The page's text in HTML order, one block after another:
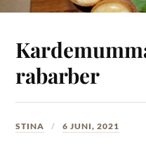
rabarber
STINA 6 JUNI, 2021